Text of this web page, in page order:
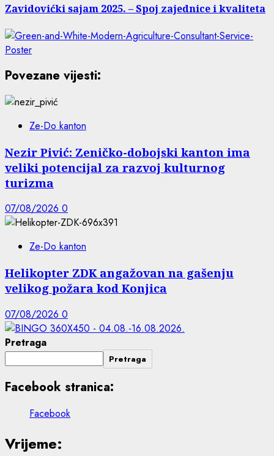
Zavidovićki sajam 2025. – Spoj zajednice i kvaliteta
Povezane vijesti:
Ze-Do kanton
Nezir Pivić: Zeničko-dobojski kanton ima
veliki potencijal za razvoj kulturnog
turizma
07/08/2026 0
Ze-Do kanton
Helikopter ZDK angažovan na gašenju
velikog požara kod Konjica
07/08/2026 0
Pretraga
Pretraga
Facebook stranica:
Facebook
Vrijeme: